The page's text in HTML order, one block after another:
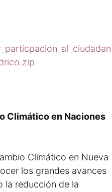
Climático en Naciones
Climático en Nueva
los grandes avances
la reducción de la